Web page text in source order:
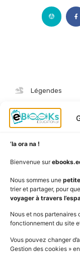
’Ia ora na !
Bienvenue sur
Nous sommes une
trier et partager, pour
voyager à travers
Nous et nos partenaires
fonctionnement du site
Vous pouvez changer
Gestion des cookies »
Légendes
Albums
Langues
Niveaux
AudioBooks
Outils
Vidéos
SUIVEZ